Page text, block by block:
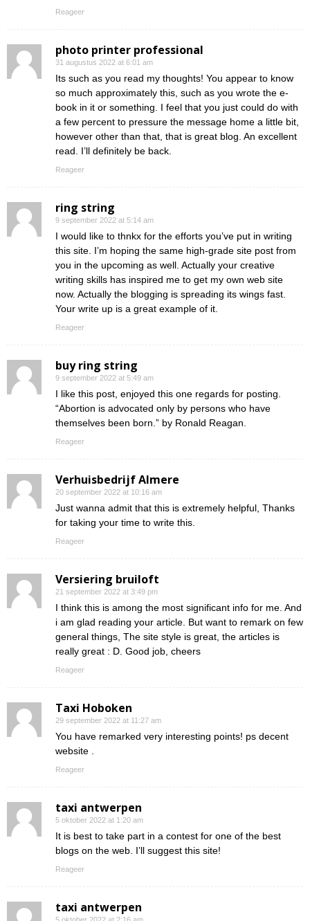
Reageer
photo printer professional
31 augustus 2022 at 6:01 am
Its such as you read my thoughts! You appear to know
so much approximately this, such as you wrote the e-
book in it or something. I feel that you just could do with
a few percent to pressure the message home a little bit,
however other than that, that is great blog. An excellent
read. I’ll definitely be back.
Reageer
ring string
9 september 2022 at 5:14 am
I would like to thnkx for the efforts you’ve put in writing
this site. I’m hoping the same high-grade site post from
you in the upcoming as well. Actually your creative
writing skills has inspired me to get my own web site
now. Actually the blogging is spreading its wings fast.
Your write up is a great example of it.
Reageer
buy ring string
9 september 2022 at 5:49 am
I like this post, enjoyed this one regards for posting.
“Abortion is advocated only by persons who have
themselves been born.” by Ronald Reagan.
Reageer
Verhuisbedrijf Almere
20 september 2022 at 10:16 am
Just wanna admit that this is extremely helpful, Thanks
for taking your time to write this.
Reageer
Versiering bruiloft
21 september 2022 at 3:49 pm
I think this is among the most significant info for me. And
i am glad reading your article. But want to remark on few
general things, The site style is great, the articles is
really great : D. Good job, cheers
Reageer
Taxi Hoboken
29 september 2022 at 11:27 am
You have remarked very interesting points! ps decent
website .
Reageer
taxi antwerpen
5 oktober 2022 at 1:20 am
It is best to take part in a contest for one of the best
blogs on the web. I’ll suggest this site!
Reageer
taxi antwerpen